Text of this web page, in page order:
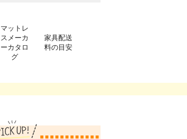
マットレ
スメーカ
ーカタロ
グ
家具配送
料の目安